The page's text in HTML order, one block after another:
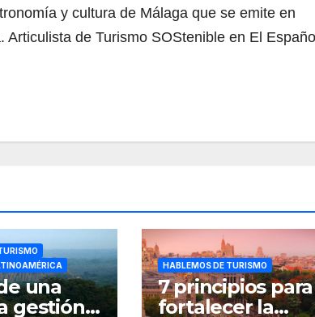
y cultura de Málaga que se emite en
Articulista de Turismo SOStenible en El
una
gestión
HABLEMOS DE TURISMO
7 principios para
fortalecer la